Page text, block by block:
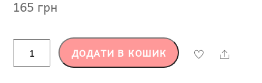
165 грн
Норки
ДОДАТИ В КОШИК Share